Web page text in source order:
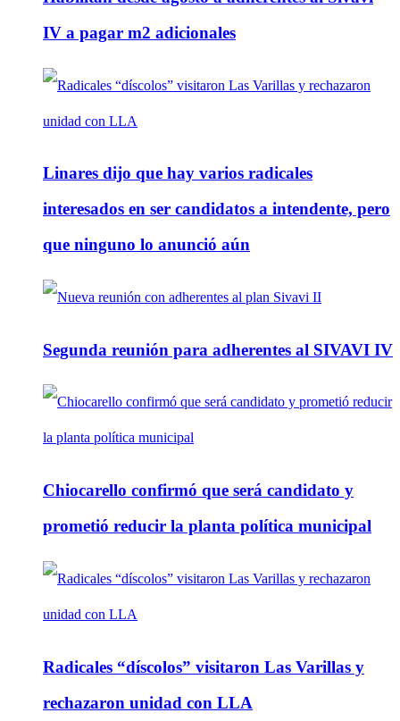
IV a pagar m2 adicionales
Linares dijo que hay varios radicales
interesados en ser candidatos a intendente, pero
que ninguno lo anunció aún
Segunda reunión para adherentes al SIVAVI IV
Chiocarello confirmó que será candidato y
prometió reducir la planta política municipal
Radicales “díscolos” visitaron Las Varillas y
rechazaron unidad con LLA